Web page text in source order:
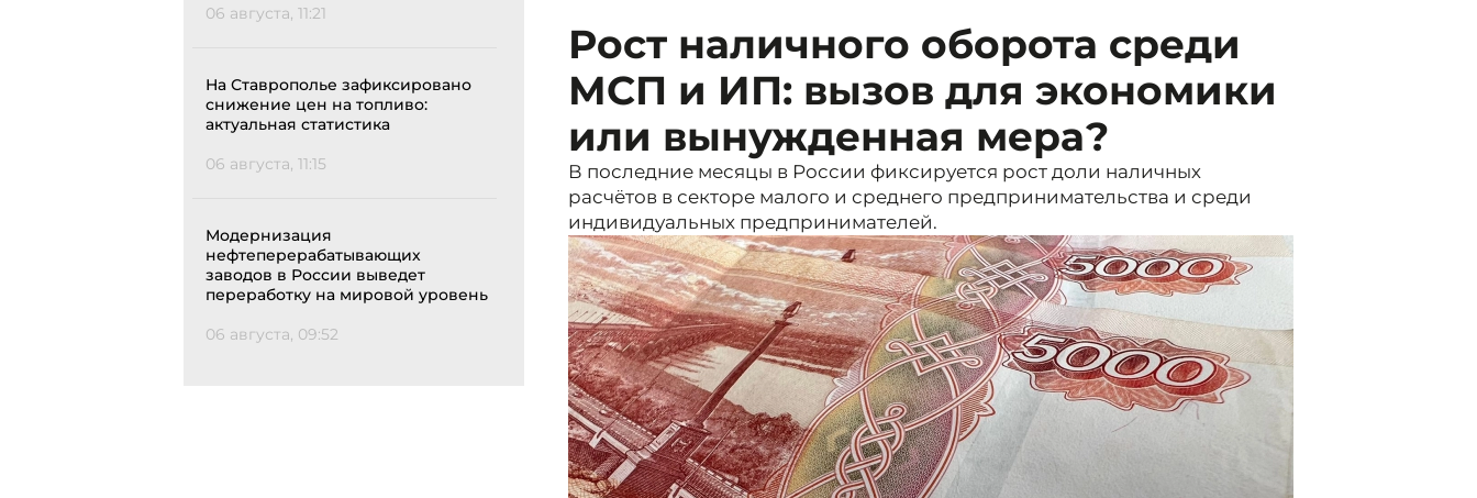
06 августа, 11:21
На Ставрополье зафиксировано
снижение цен на топливо:
актуальная статистика
06 августа, 11:15
Модернизация
нефтеперерабатывающих
заводов в России выведет
переработку на мировой уровень
06 августа, 09:52
Рост наличного оборота среди
МСП и ИП: вызов для экономики
или вынужденная мера?
В последние месяцы в России фиксируется рост доли наличных
расчётов в секторе малого и среднего предпринимательства и среди
индивидуальных предпринимателей.